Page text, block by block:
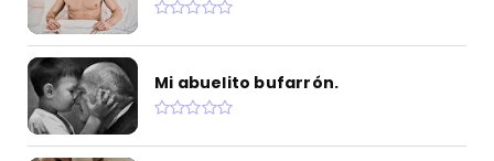
Mi abuelito bufarrón.